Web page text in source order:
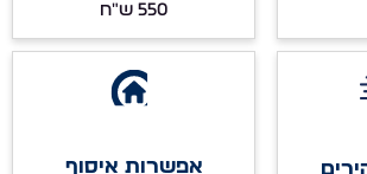
אפשרות איסוף